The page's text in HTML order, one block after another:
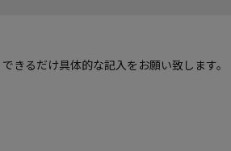
きるだけ具体的な記入をお願い致します。